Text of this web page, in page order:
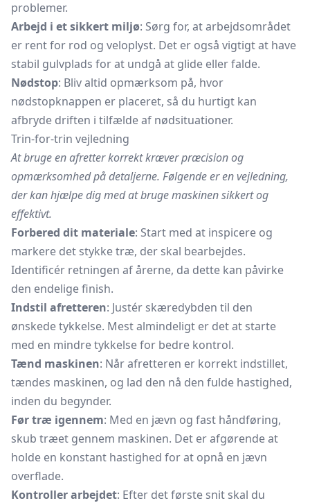
problemer.
Arbejd i et sikkert miljø: Sørg for, at arbejdsområdet
er rent for rod og veloplyst. Det er også vigtigt at have
stabil gulvplads for at undgå at glide eller falde.
Nødstop: Bliv altid opmærksom på, hvor
nødstopknappen er placeret, så du hurtigt kan
afbryde driften i tilfælde af nødsituationer.
Trin-for-trin vejledning
At bruge en afretter korrekt kræver præcision og
opmærksomhed på detaljerne. Følgende er en vejledning,
der kan hjælpe dig med at bruge maskinen sikkert og
effektivt.
Forbered dit materiale: Start med at inspicere og
markere det stykke træ, der skal bearbejdes.
Identificér retningen af årerne, da dette kan påvirke
den endelige finish.
Indstil afretteren: Justér skæredybden til den
ønskede tykkelse. Mest almindeligt er det at starte
med en mindre tykkelse for bedre kontrol.
Tænd maskinen: Når afretteren er korrekt indstillet,
tændes maskinen, og lad den nå den fulde hastighed,
inden du begynder.
Før træ igennem: Med en jævn og fast håndføring,
skub træet gennem maskinen. Det er afgørende at
holde en konstant hastighed for at opnå en jævn
overflade.
Kontroller arbejdet: Efter det første snit skal du